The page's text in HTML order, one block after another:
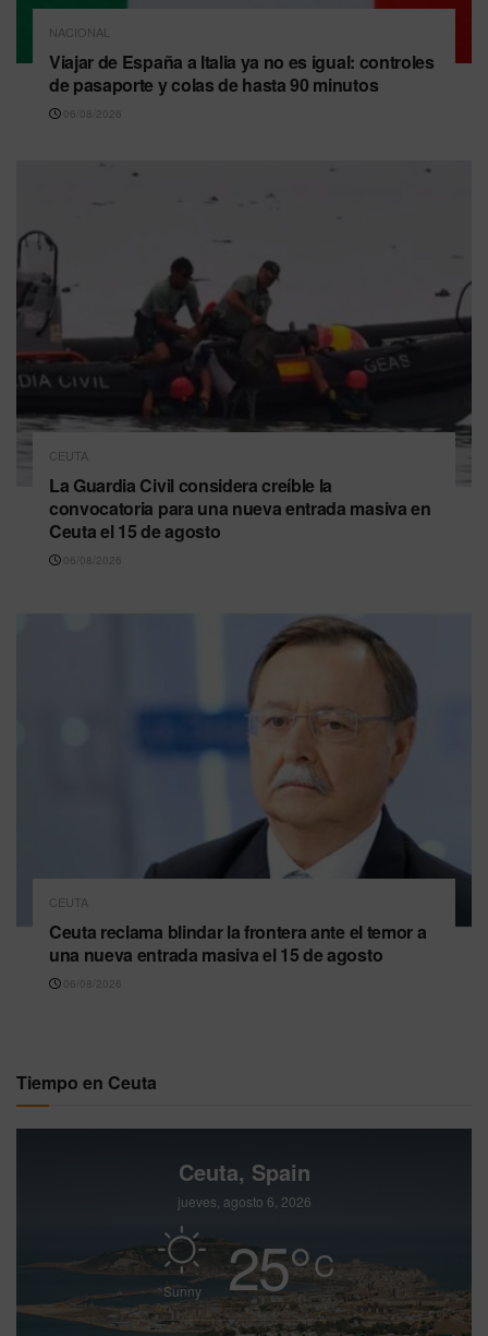
NACIONAL
Viajar de España a Italia ya no es igual: controles
de pasaporte y colas de hasta 90 minutos
06/08/2026
CEUTA
La Guardia Civil considera creíble la
convocatoria para una nueva entrada masiva en
Ceuta el 15 de agosto
06/08/2026
CEUTA
Ceuta reclama blindar la frontera ante el temor a
una nueva entrada masiva el 15 de agosto
06/08/2026
Tiempo en Ceuta
Ceuta, Spain
jueves, agosto 6, 2026
Sunny 25°C